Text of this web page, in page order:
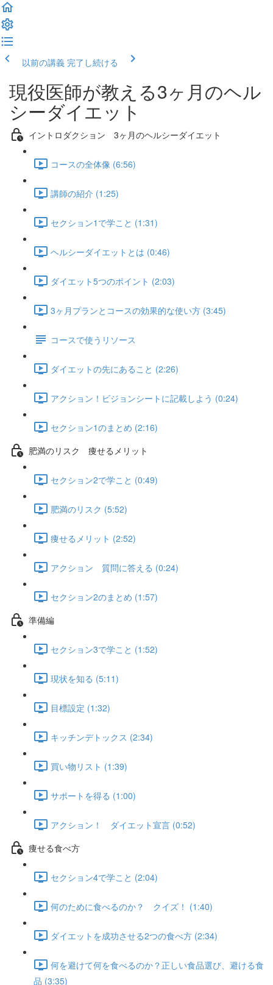
以前の講義 完了し続ける
現役医師が教える3ヶ月のヘル
シーダイエット
イントロダクション 3ヶ月のヘルシーダイエット
コースの全体像 (6:56)
講師の紹介 (1:25)
セクション1で学こと (1:31)
ヘルシーダイエットとは (0:46)
ダイエット5つのポイント (2:03)
3ヶ月プランとコースの効果的な使い方 (3:45)
コースで使うリソース
ダイエットの先にあること (2:26)
アクション！ビジョンシートに記載しよう (0:24)
セクション1のまとめ (2:16)
肥満のリスク 痩せるメリット
セクション2で学こと (0:49)
肥満のリスク (5:52)
痩せるメリット (2:52)
アクション 質問に答える (0:24)
セクション2のまとめ (1:57)
準備編
セクション3で学こと (1:52)
現状を知る (5:11)
目標設定 (1:32)
キッチンデトックス (2:34)
買い物リスト (1:39)
サポートを得る (1:00)
アクション！ ダイエット宣言 (0:52)
痩せる食べ方
セクション4で学こと (2:04)
何のために食べるのか？ クイズ！ (1:40)
ダイエットを成功させる2つの食べ方 (2:34)
何を避けて何を食べるのか？正しい食品選び、避ける食
品 (3:35)